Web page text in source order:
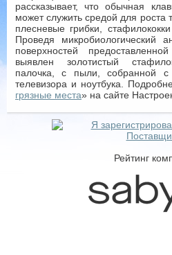
рассказывает, что обычная
может служить средой для роста
плесневые грибки,
Проведя микробиологический
поверхностей
выявлен золотистый
палочка, с пыли, собранной с
телевизора и ноутбука.
грязные места» на сайте
Рейтинг